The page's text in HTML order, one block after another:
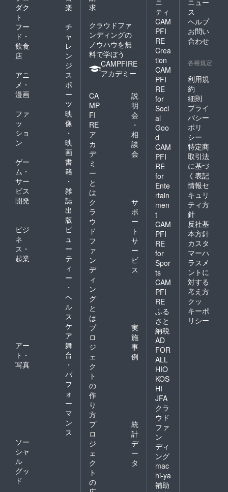
ダク
ト
楽
フー
ド・
飲食
店
チ
ャ
レ
ン
ジ
アニ
メ・
漫画
ス
ポ
ー
ツ
ファ
ッ
ショ
ン
映
像
・
映
画
ゲー
ム・
サー
ビス
開発
書
籍
・
雑
誌
出
版
ビジ
ネ
ス・
起業
ビ
ュ
ー
テ
ィ
ー
・
ヘ
ル
ス
ケ
ア
アー
ト・
写真
舞
台
・
パ
フ
ォ
ー
マ
ン
ス
ソー
シャ
ル
グッ
ド
求
クラウドファ
ンディングの
ノウハウを無
料で学ぼう
CAMPFIRE
アカデミー
CA
MP
FI
RE
ア
カ
デ
ミ
ー
と
は
説
明
会
・
相
談
会
ク
ラ
ウ
ド
フ
ァ
ン
デ
ィ
ン
グ
と
は
サ
ポ
ー
ト
サ
ー
ビ
ス
プ
ロ
ジ
ェ
ク
ト
の
作
り
方
実
施
事
例
プ
ロ
ジ
ェ
ク
ト
の
統
計
デ
ー
タ
ティ
CAM
PFI
RE
Crea
tion
CAM
PFI
RE
for
Soci
al
Goo
d
CAM
PFI
RE
for
Ente
rtain
men
t
CAM
PFI
RE
for
Spor
ts
CAM
PFI
RE
ふる
さと
納税
AD
FOR
ALL
HIO
KOS
HI
JFA
クラ
ウド
ファ
ン
ディ
ング
mac
hi-ya
補助
ス
ヘルプ
お問い
合わせ
各種規定
利用規
約
細則
プライ
バシー
ポリ
シー
特定商
取引法
に基づ
く表記
情報セ
キュリ
ティ方
針
反社基
本方針
カスタ
マーハ
ラスメ
ントに
対する
考え方
クッ
キーポ
リシー